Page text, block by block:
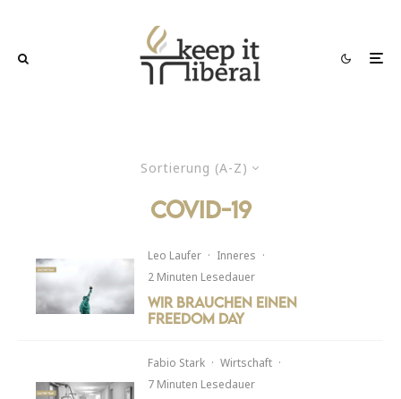
Sortierung (A-Z)
COVID-19
Leo Laufer · Inneres ·
2 Minuten Lesedauer
Wir brauchen einen
Freedom Day
Fabio Stark · Wirtschaft ·
7 Minuten Lesedauer